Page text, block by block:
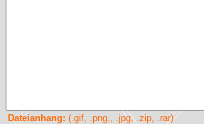
Dateianhang: (.gif, .png., .jpg, .zip, .rar)